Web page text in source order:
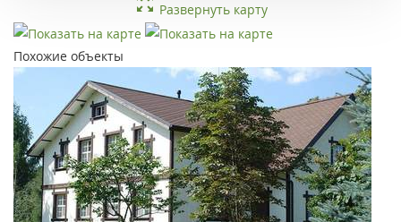
Развернуть карту
Похожие объекты